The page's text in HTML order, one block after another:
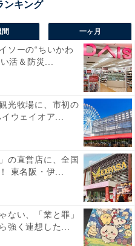
間 一ヶ月
ソーの“ちいかわ
活＆防災...
光牧場に、市初の
ウェイオア...
の直営店に、全国
東名阪・伊...
ない、「業と罪」
強く連想した...